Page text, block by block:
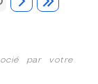
par votre